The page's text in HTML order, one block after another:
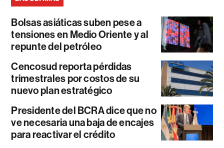
Bolsas asiáticas suben pese a
tensiones en Medio Oriente y al
repunte del petróleo
Cencosud reporta pérdidas
trimestrales por costos de su
nuevo plan estratégico
Presidente del BCRA dice que no
ve necesaria una baja de encajes
para reactivar el crédito